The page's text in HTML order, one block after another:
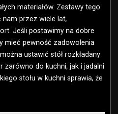
materiałów. Zestawy tego
nam przez wiele lat,
Jeśli postawimy na dobre
mieć pewność zadowolenia
ustawić stół rozkładany
zarówno do kuchni, jak i jadalni
stołu w kuchni sprawia, że